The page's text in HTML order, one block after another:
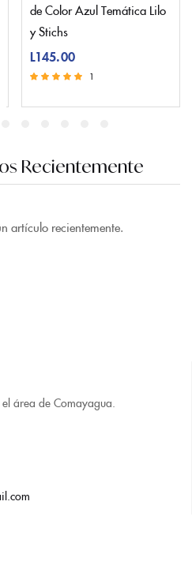
de Color Azul Temática Lilo
y Stichs
L145.00
1
Recientemente
artículo recientemente.
área de Comayagua.